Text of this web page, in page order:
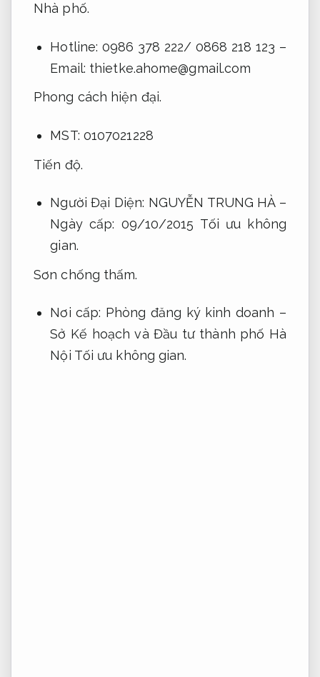
Nhà phố.
Hotline: 0986 378 222/ 0868 218 123 –
Email: thietke.ahome@gmail.com
Phong cách hiện đại.
MST: 0107021228
Tiến độ.
Người Đại Diện: NGUYỄN TRUNG HÀ –
Ngày cấp: 09/10/2015 Tối ưu không
gian.
Sơn chống thấm.
Nơi cấp: Phòng đăng ký kinh doanh –
Sở Kế hoạch và Đầu tư thành phố Hà
Nội Tối ưu không gian.